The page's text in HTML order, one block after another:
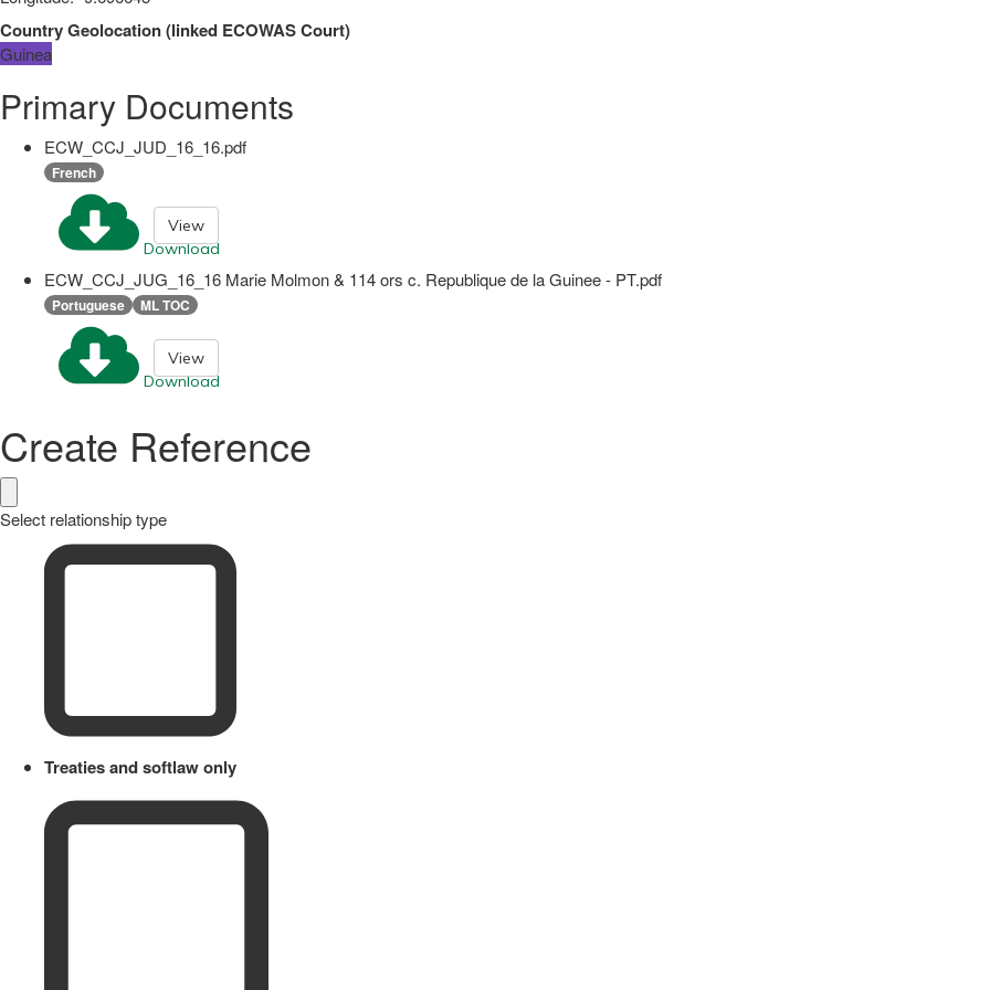
Country Geolocation(linked ECOWAS Court)
Guinea
Primary Documents
ECW_CCJ_JUD_16_16.pdf
French
Download
View
ECW_CCJ_JUG_16_16 Marie Molmon & 114 ors c. Republique de la Guinee - PT.pdf
Portuguese ML TOC
Download
View
Create Reference
Select relationship type
Treaties and softlaw only